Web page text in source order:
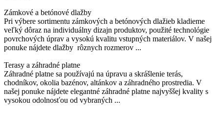
Zámkové a betónové dlažby
Pri výbere sortimentu zámkových a betónových dlažieb kladieme
veľký dôraz na individuálny dizajn produktov, použité technológie
povrchových úprav a vysokú kvalitu vstupných materiálov. V našej
ponuke nájdete dlažby rôznych rozmerov ...
Terasy a záhradné platne
Záhradné platne sa používajú na úpravu a skrášlenie terás,
chodníkov, okolia bazénov, altánkov a záhradného prostredia. V
našej ponuke nájdete elegantné záhradné platne najvyššej kvality s
vysokou odolnosťou od vybraných ...